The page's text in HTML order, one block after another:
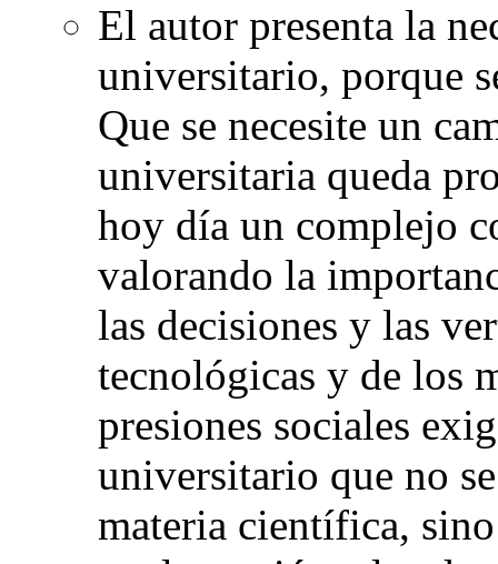
El autor presenta la
universitario, porque
Que se necesite un
universitaria queda
hoy día un complejo
valorando la
las decisiones y las
tecnológicas y de los
presiones sociales
universitario que no
materia científica,